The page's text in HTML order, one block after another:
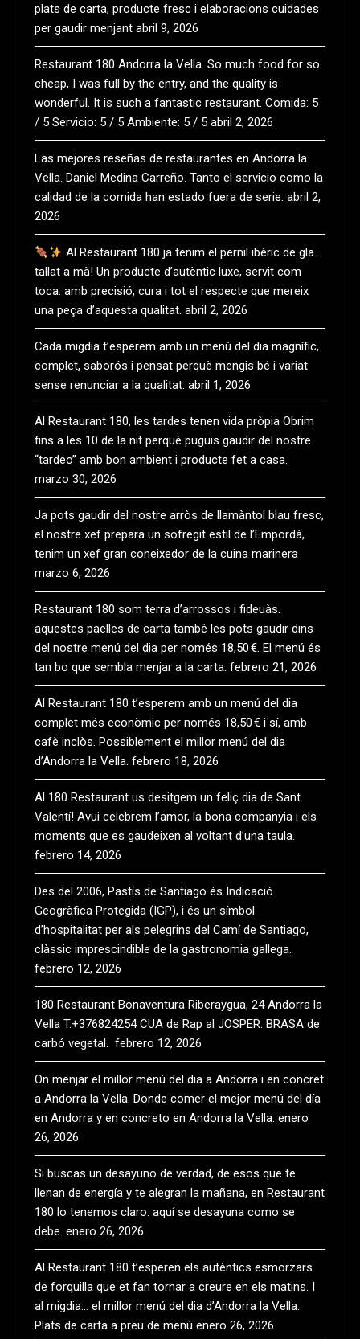
plats de carta, producte fresc i elaboracions cuidades
per gaudir menjant abril 9, 2026
Restaurant 180 Andorra la Vella. So much food for so
cheap, I was full by the entry, and the quality is
wonderful. It is such a fantastic restaurant. Comida: 5
/ 5 Servicio: 5 / 5 Ambiente: 5 / 5 abril 2, 2026
Las mejores reseñas de restaurantes en Andorra la
Vella. Daniel Medina Carreño. Tanto el servicio como la
calidad de la comida han estado fuera de serie. abril 2,
2026
Al Restaurant 180 ja tenim el pernil ibèric de gla…
tallat a mà! Un producte d’autèntic luxe, servit com
toca: amb precisió, cura i tot el respecte que mereix
una peça d’aquesta qualitat. abril 2, 2026
Cada migdia t’esperem amb un menú del dia magnífic,
complet, saborós i pensat perquè mengis bé i variat
sense renunciar a la qualitat. abril 1, 2026
Al Restaurant 180, les tardes tenen vida pròpia Obrim
fins a les 10 de la nit perquè puguis gaudir del nostre
“tardeo” amb bon ambient i producte fet a casa.
marzo 30, 2026
Ja pots gaudir del nostre arròs de llamàntol blau fresc,
el nostre xef prepara un sofregit estil de l’Empordà,
tenim un xef gran coneixedor de la cuina marinera
marzo 6, 2026
Restaurant 180 som terra d’arrossos i fideuàs.
aquestes paelles de carta també les pots gaudir dins
del nostre menú del dia per només 18,50 €. El menú és
tan bo que sembla menjar a la carta. febrero 21, 2026
Al Restaurant 180 t’esperem amb un menú del dia
complet més econòmic per només 18,50 € i sí, amb
cafè inclòs. Possiblement el millor menú del dia
d’Andorra la Vella. febrero 18, 2026
Al 180 Restaurant us desitgem un feliç dia de Sant
Valentí! Avui celebrem l’amor, la bona companyia i els
moments que es gaudeixen al voltant d’una taula.
febrero 14, 2026
Des del 2006, Pastís de Santiago és Indicació
Geogràfica Protegida (IGP), i és un símbol
d’hospitalitat per als pelegrins del Camí de Santiago,
clàssic imprescindible de la gastronomia gallega.
febrero 12, 2026
180 Restaurant Bonaventura Riberaygua, 24 Andorra la
Vella T.+376824254 CUA de Rap al JOSPER. BRASA de
carbó vegetal. febrero 12, 2026
On menjar el millor menú del dia a Andorra i en concret
a Andorra la Vella. Donde comer el mejor menú del día
en Andorra y en concreto en Andorra la Vella. enero
26, 2026
Si buscas un desayuno de verdad, de esos que te
llenan de energía y te alegran la mañana, en Restaurant
180 lo tenemos claro: aquí se desayuna como se
debe. enero 26, 2026
Al Restaurant 180 t’esperen els autèntics esmorzars
de forquilla que et fan tornar a creure en els matins. I
al migdia… el millor menú del dia d’Andorra la Vella.
Plats de carta a preu de menú enero 26, 2026